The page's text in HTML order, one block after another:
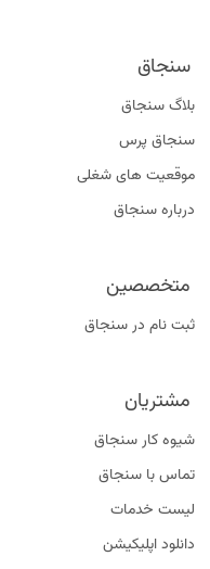
سنجاق
بلاگ سنجاق
سنجاق پرس
موقعیت‌ های شغلی
درباره سنجاق
متخصصین
ثبت نام در سنجاق
مشتریان
شیوه کار سنجاق
تماس با سنجاق
لیست خدمات
دانلود اپلیکیشن